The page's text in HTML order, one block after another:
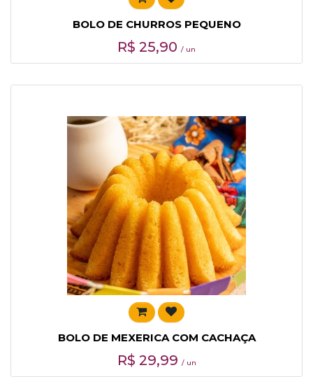
BOLO DE CHURROS PEQUENO
R$ 25,90 / un
BOLO DE MEXERICA COM CACHAÇA
R$ 29,99 / un